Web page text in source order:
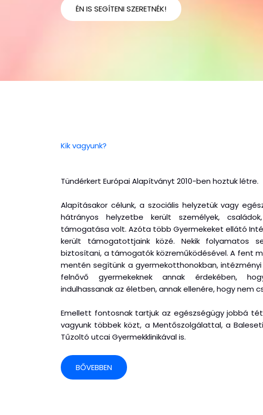
ÉN IS SEGÍTENI SZERETNÉK!
Kik vagyunk?
Tündérkert Európai Alapítványt 2010-ben hoztuk létre.
Alapításakor célunk, a szociális helyzetük vagy
hátrányos helyzetbe került személyek,
támogatása volt. Azóta több Gyermekeket ellátó
került támogatottjaink közé. Nekik folyamatos
biztosítani, a támogatók közreműködésével. A fent
mentén segítünk a gyermekotthonokban,
felnővő gyermekeknek annak érdekében,
indulhassanak az életben, annak ellenére, hogy nem
Emellett fontosnak tartjuk az egészségügy jobbá
vagyunk többek közt, a Mentőszolgálattal, a
Tűzoltó utcai Gyermekklinikával is.
BŐVEBBEN